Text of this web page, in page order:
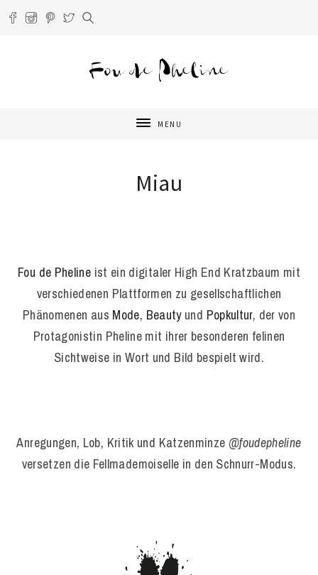
MENU
Miau
Fou de Pheline ist ein digitaler High End Kratzbaum mit
verschiedenen Plattformen zu gesellschaftlichen
Phänomenen aus Mode, Beautyund Popkultur, der von
Protagonistin Pheline mit ihrer besonderen felinen
Sichtweise in Wort und Bild bespielt wird.
Anregungen, Lob, Kritik und Katzenminze @foudepheline
versetzen die Fellmademoiselle in den Schnurr-Modus.